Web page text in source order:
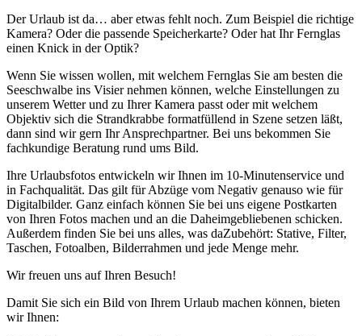
Der Urlaub ist da… aber etwas fehlt noch. Zum Beispiel die richtige
Kamera? Oder die passende Speicherkarte? Oder hat Ihr Fernglas
einen Knick in der Optik?
Wenn Sie wissen wollen, mit welchem Fernglas Sie am besten die
Seeschwalbe ins Visier nehmen können, welche Einstellungen zu
unserem Wetter und zu Ihrer Kamera passt oder mit welchem
Objektiv sich die Strandkrabbe formatfüllend in Szene setzen läßt,
dann sind wir gern Ihr Ansprechpartner. Bei uns bekommen Sie
fachkundige Beratung rund ums Bild.
Ihre Urlaubsfotos entwickeln wir Ihnen im 10-Minutenservice und
in Fachqualität. Das gilt für Abzüge vom Negativ genauso wie für
Digitalbilder. Ganz einfach können Sie bei uns eigene Postkarten
von Ihren Fotos machen und an die Daheimgebliebenen schicken.
Außerdem finden Sie bei uns alles, was daZubehört: Stative, Filter,
Taschen, Fotoalben, Bilderrahmen und jede Menge mehr.
Wir freuen uns auf Ihren Besuch!
Damit Sie sich ein Bild von Ihrem Urlaub machen können, bieten
wir Ihnen: